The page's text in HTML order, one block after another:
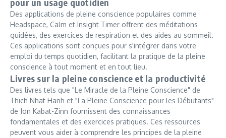
Des applications de pleine conscience populaires comme
Headspace, Calm et Insight Timer offrent des méditations
guidées, des exercices de respiration et des aides au sommeil.
Ces applications sont conçues pour s'intégrer dans votre
emploi du temps quotidien, facilitant la pratique de la pleine
conscience à tout moment et en tout lieu.
Livres sur la pleine conscience et la productivité
Des livres tels que "Le Miracle de la Pleine Conscience" de
Thich Nhat Hanh et "La Pleine Conscience pour les Débutants"
de Jon Kabat-Zinn fournissent des connaissances
fondamentales et des exercices pratiques. Ces ressources
peuvent vous aider à comprendre les principes de la pleine